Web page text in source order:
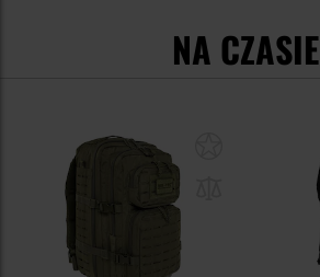
NA CZASIE